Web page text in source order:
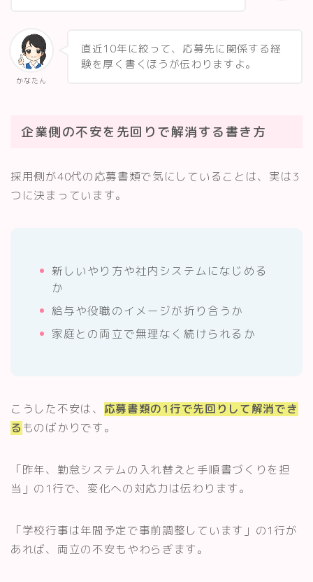
かなたん
直近10年に絞って、応募先に関係する経
験を厚く書くほうが伝わりますよ。
企業側の不安を先回りで解消する書き方
採用側が40代の応募書類で気にしていることは、実は3
つに決まっています。
新しいやり方や社内システムになじめる
か
給与や役職のイメージが折り合うか
家庭との両立で無理なく続けられるか
こうした不安は、 応募書類の1行で先回りして解消でき
る ものばかりです。
「昨年、勤怠システムの入れ替えと手順書づくりを担
当」の1行で、変化への対応力は伝わります。
「学校行事は年間予定で事前調整しています」の1行が
あれば、両立の不安もやわらぎます。